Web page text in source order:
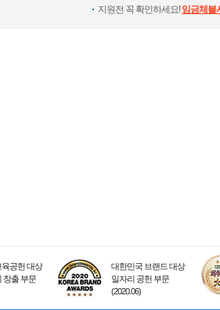
지원전 꼭 확인하세요!임금체불
공헌 대상
창출 부문
대한민국 브랜드 대상
일자리 공헌 부문
(2020.06)